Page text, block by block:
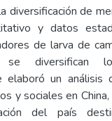
diversificación de
y datos
de larva de
se diversifican
elaboró un análisis
y sociales en
del país